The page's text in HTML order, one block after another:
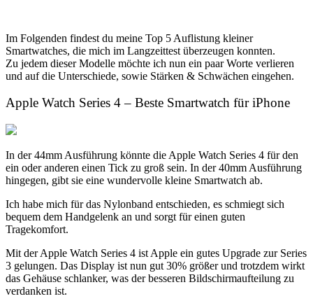
Im Folgenden findest du meine Top 5 Auflistung kleiner
Smartwatches, die mich im Langzeittest überzeugen konnten.
Zu jedem dieser Modelle möchte ich nun ein paar Worte verlieren
und auf die Unterschiede, sowie Stärken & Schwächen eingehen.
Apple Watch Series 4 – Beste Smartwatch für iPhone
In der 44mm Ausführung könnte die Apple Watch Series 4 für den
ein oder anderen einen Tick zu groß sein. In der 40mm Ausführung
hingegen, gibt sie eine wundervolle kleine Smartwatch ab.
Ich habe mich für das Nylonband entschieden, es schmiegt sich
bequem dem Handgelenk an und sorgt für einen guten
Tragekomfort.
Mit der Apple Watch Series 4 ist Apple ein gutes Upgrade zur Series
3 gelungen. Das Display ist nun gut 30% größer und trotzdem wirkt
das Gehäuse schlanker, was der besseren Bildschirmaufteilung zu
verdanken ist.